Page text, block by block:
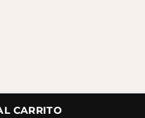
CARRITO